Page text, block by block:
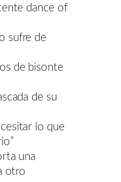
dance of
sufre de
de bisonte
de su
lo que
una
otro